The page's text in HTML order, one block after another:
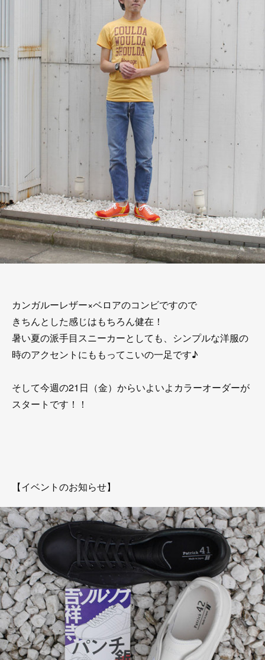
カンガルーレザー×ベロアのコンビですので
きちんとした感じはもちろん健在！
暑い夏の派手目スニーカーとしても、シンプルな洋服の
時のアクセントにももってこいの一足です♪
そして今週の21日（金）からいよいよカラーオーダーが
スタートです！！
【イベントのお知らせ】